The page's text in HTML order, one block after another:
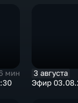
мин
3 августа
Эфир